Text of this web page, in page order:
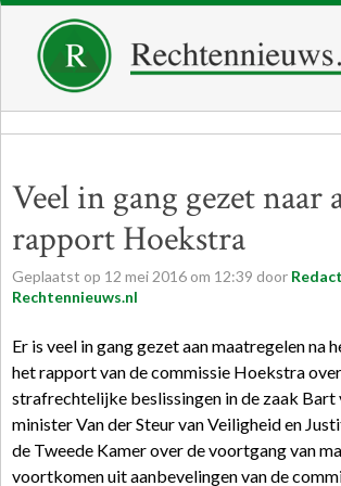
Veel in gang gezet naar
rapport Hoekstra
Geplaatst op 12 mei 2016 om 12:39 door
Rechtennieuws.nl
Er is veel in gang gezet aan maatregelen na
het rapport van de commissie Hoekstra
strafrechtelijke beslissingen in de zaak
minister Van der Steur van Veiligheid en
de Tweede Kamer over de voortgang van
voortkomen uit aanbevelingen van de